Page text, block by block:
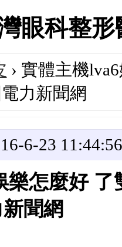
眼科整
› 實體主機
力新聞網
6-23 11:44:56
樂怎麼好
聞網